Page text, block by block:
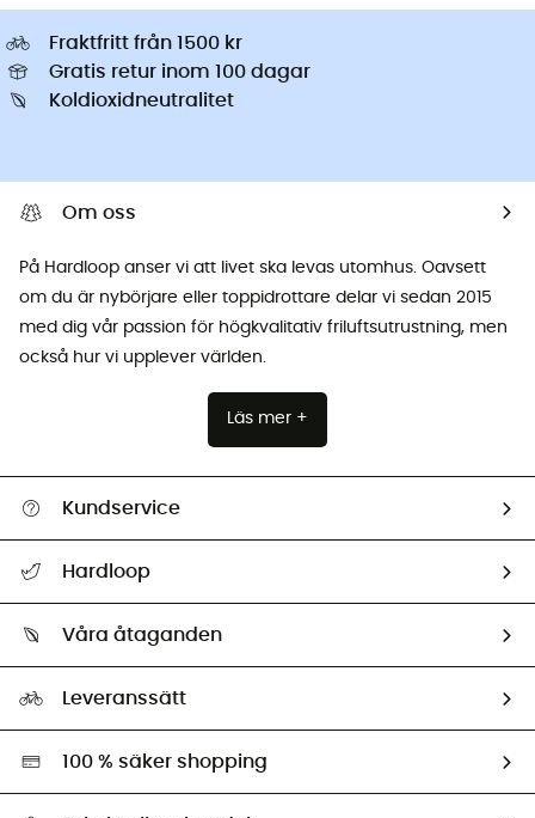
Fraktfritt från 1500 kr
Gratis retur inom 100 dagar
Koldioxidneutralitet
Om oss
På Hardloop anser vi att livet ska levas utomhus. Oavsett
om du är nybörjare eller toppidrottare delar vi sedan 2015
med dig vår passion för högkvalitativ friluftsutrustning, men
också hur vi upplever världen.
Läs mer +
Kundservice
Retur & återbetalning
Hardloop
Ambassadörer
Våra åtaganden
Miljöanpassat urval
Leveranssätt
100 % säker shopping